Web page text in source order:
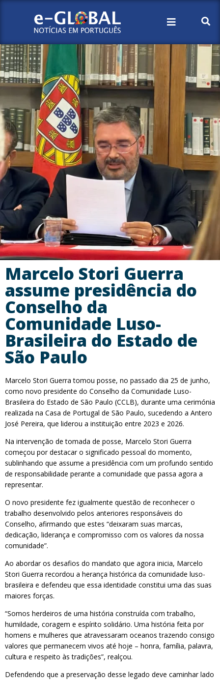
Marcelo Stori Guerra
assume presidência do
Conselho da
Comunidade Luso-
Brasileira do Estado de
São Paulo
Marcelo Stori Guerra tomou posse, no passado dia 25 de junho,
como novo presidente do Conselho da Comunidade Luso-
Brasileira do Estado de São Paulo (CCLB), durante uma cerimónia
realizada na Casa de Portugal de São Paulo, sucedendo a Antero
José Pereira, que liderou a instituição entre 2023 e 2026.
Na intervenção de tomada de posse, Marcelo Stori Guerra
começou por destacar o significado pessoal do momento,
sublinhando que assume a presidência com um profundo sentido
de responsabilidade perante a comunidade que passa agora a
representar.
O novo presidente fez igualmente questão de reconhecer o
trabalho desenvolvido pelos anteriores responsáveis do
Conselho, afirmando que estes “deixaram suas marcas,
dedicação, liderança e compromisso com os valores da nossa
comunidade”.
Ao abordar os desafios do mandato que agora inicia, Marcelo
Stori Guerra recordou a herança histórica da comunidade luso-
brasileira e defendeu que essa identidade constitui uma das suas
maiores forças.
“Somos herdeiros de uma história construída com trabalho,
humildade, coragem e espírito solidário. Uma história feita por
homens e mulheres que atravessaram oceanos trazendo consigo
valores que permanecem vivos até hoje – honra, família, palavra,
cultura e respeito às tradições”, realçou.
Defendendo que a preservação desse legado deve caminhar lado